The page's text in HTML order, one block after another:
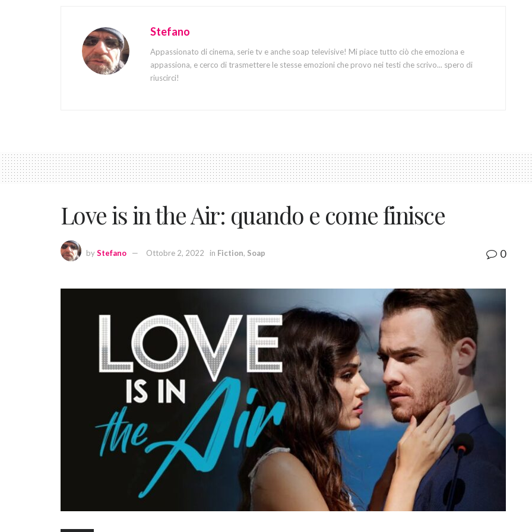
Stefano
Appassionato di cinema, serie tv e anche soap televisive! Mi piace tutto ciò che emoziona e
appassiona, e cerco di trasmettere le stesse emozioni che provo nei testi che scrivo... spero di
riuscirci!
Love is in the Air: quando e come finisce
byStefano Ottobre 2, 2022 in Fiction, Soap 0